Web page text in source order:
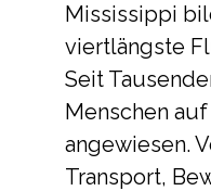
Mississippi
viertlängste
Seit
Menschen
angewiesen.
Transport,